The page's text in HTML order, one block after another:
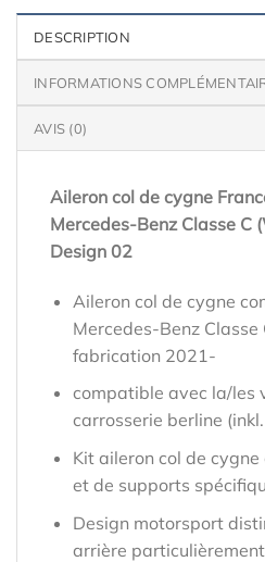
DESCRIPTION
INFORMATIONS
AVIS (0)
Aileron col de cygne
Mercedes-Benz Classe C
Design 02
Aileron col de cygne
Mercedes-Benz
fabrication 2021-
compatible avec la/les
carrosserie berline
Kit aileron col de cygne
et de supports
Design motorsport
arrière